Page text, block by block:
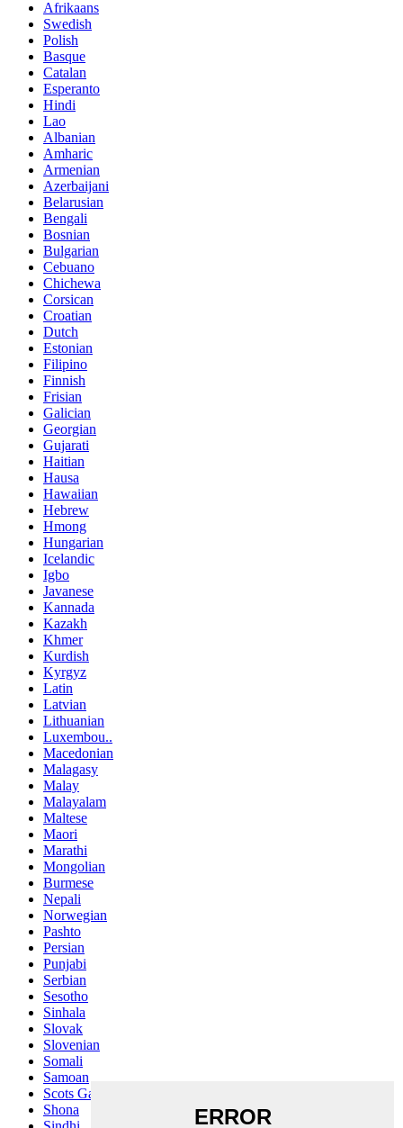
Afrikaans
Swedish
Polish
Basque
Catalan
Esperanto
Hindi
Lao
Albanian
Amharic
Armenian
Azerbaijani
Belarusian
Bengali
Bosnian
Bulgarian
Cebuano
Chichewa
Corsican
Croatian
Dutch
Estonian
Filipino
Finnish
Frisian
Galician
Georgian
Gujarati
Haitian
Hausa
Hawaiian
Hebrew
Hmong
Hungarian
Icelandic
Igbo
Javanese
Kannada
Kazakh
Khmer
Kurdish
Kyrgyz
Latin
Latvian
Lithuanian
Luxembou..
Macedonian
Malagasy
Malay
Malayalam
Maltese
Maori
Marathi
Mongolian
Burmese
Nepali
Norwegian
Pashto
Persian
Punjabi
Serbian
Sesotho
Sinhala
Slovak
Slovenian
Somali
Samoan
Scots Gaelic
Shona